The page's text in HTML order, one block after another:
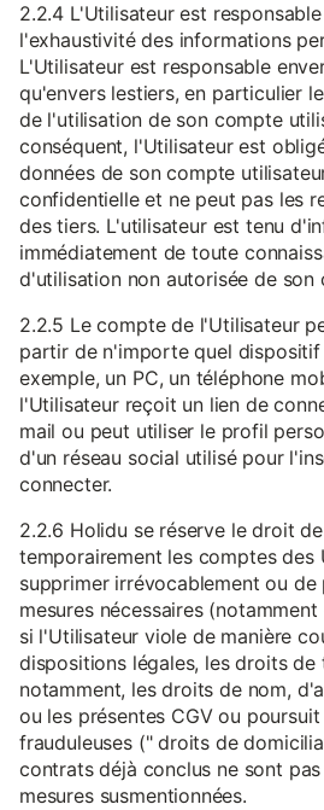
2.2.4 L'Utilisateur est
l'exhaustivité des informations
L'Utilisateur est responsable
qu'envers lestiers, en particulier
de l'utilisation de son compte
conséquent, l'Utilisateur est
données de son compte
confidentielle et ne peut pas les
des tiers. L'utilisateur est tenu
immédiatement de toute
d'utilisation non autorisée de son
2.2.5 Le compte de l'Utilisateur
partir de n'importe quel
exemple, un PC, un téléphone
l'Utilisateur reçoit un lien de
mail ou peut utiliser le profil
d'un réseau social utilisé pour
connecter.
2.2.6 Holidu se réserve le droit
temporairement les comptes des
supprimer irrévocablement ou
mesures nécessaires
si l'Utilisateur viole de manière
dispositions légales, les droits de
notamment, les droits de nom,
ou les présentes CGV ou
frauduleuses (" droits de
contrats déjà conclus ne sont
mesures susmentionnées.